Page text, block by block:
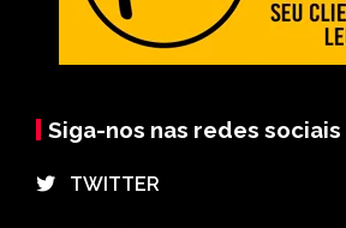
Siga-nos nas redes sociais
⠀TWITTER